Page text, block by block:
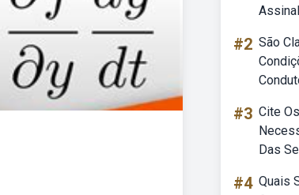
#2 São
#3 Cite
Das
#4 Quais